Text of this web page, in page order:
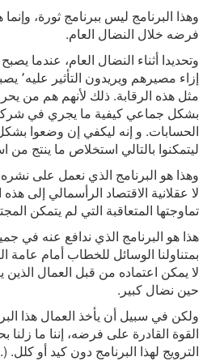
وهذا البرنامج ليس ببرنامج ثورة،
فرضه خلال النضال العام.
وتحديدا أثناء النضال العام، عندما
إزاء
مثل هذه الرقابة. ذلك لأنهم هم من
بشكل جماعي كيفية ما يجري في
ليتمكنوا بالتالي استخلاص ما ينتج من
وهذا هو البرنامج الذي نعمل على
لا عقلانية الاقتصاد الرأسمالي إلى
تماوجتها المتعاقبة التي لم يتمكن
هذا هو البرنامج الذي ندافع عنه في
بمتناولنا الوسائل للخطاب أمام عامة
لا يمكن اعتماده من قبل العمال
حين نضال كبير.
القوة القادرة على فرضه، إننا ما
الترويج لهذا البرنامج دون كيد أو كلل.